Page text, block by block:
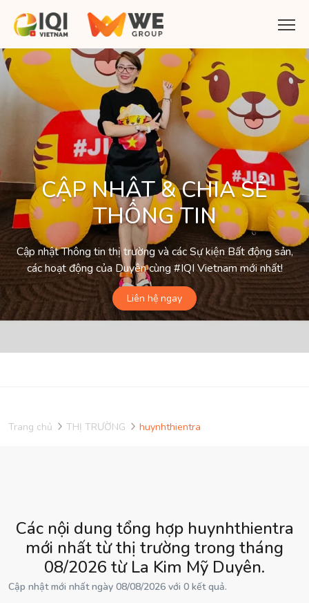
CẬP NHẬT & CHIA SẺ
THÔNG TIN
Cập nhật Thông tin thị trường và các Sự kiện Bất động sản,
các hoạt động của Duyên cùng #IQI Vietnam mới nhất!
Liên hệ ngay
Trang chủ THỊ TRƯỜNG huynhthientra
Các nội dung tổng hợp huynhthientra
mới nhất từ thị trường trong tháng
08/2026 từ La Kim Mỹ Duyên.
Cập nhật mới nhất ngày 08/08/2026 với 0 kết quả.